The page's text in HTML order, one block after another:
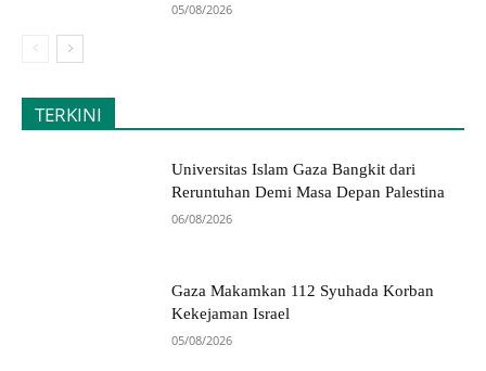
05/08/2026
TERKINI
Universitas Islam Gaza Bangkit dari
Reruntuhan Demi Masa Depan Palestina
06/08/2026
Gaza Makamkan 112 Syuhada Korban
Kekejaman Israel
05/08/2026